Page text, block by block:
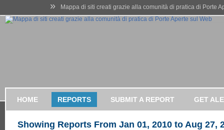
» Mappa di siti creati grazie alla comunità di pratica di Porte
HOME REPORTS SUBMIT A REPORT GET
Showing Reports From Jan 01, 2010 to Aug 27,